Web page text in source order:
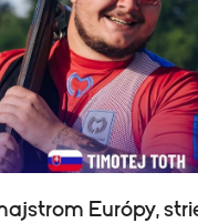
Európy,